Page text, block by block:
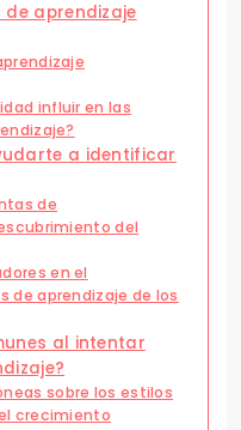
aprendizaje
influir en las
a identificar
de
del
en el
de aprendizaje de los
al intentar
sobre los estilos
crecimiento